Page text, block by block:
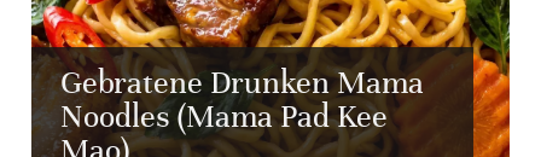
Gebratene Drunken Mama
Noodles (Mama Pad Kee